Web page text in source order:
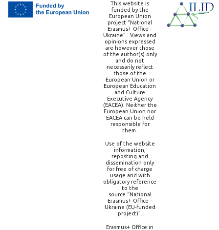
This website is
funded by the
European Union
project “National
Erasmus+ Office –
Ukraine” . Views and
opinions expressed
are however those
of the author(s) only
and do not
necessarily reflect
those of the
European Union or
European Education
and Culture
Executive Agency
(EACEA). Neither the
European Union nor
EACEA can be held
responsible for
them.
Use of the website
information,
reposting and
dissemination only
for free of charge
usage and with
obligatory reference
to the
source “National
Erasmus+ Office –
Ukraine (EU-funded
project)”.
Erasmus+ Office in